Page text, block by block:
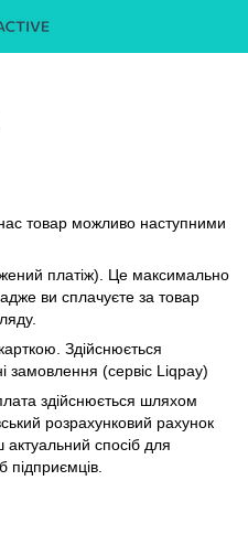
товар можливо наступними
платіж). Це максимально
ви сплачуєте за товар
Здійснюється
(сервіс Liqpay)
здійснюється шляхом
розрахунковий рахунок
спосіб для
підприємців.